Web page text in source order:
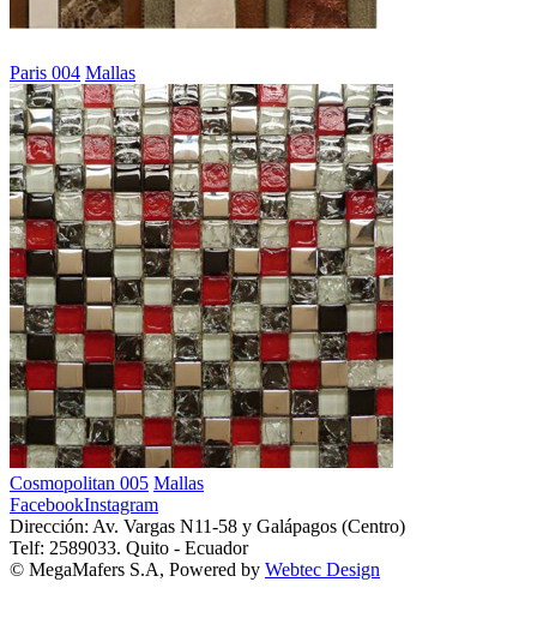
Paris 004 Mallas
Cosmopolitan 005 Mallas
FacebookInstagram
Dirección: Av. Vargas N11-58 y Galápagos (Centro)
Telf: 2589033. Quito - Ecuador
© MegaMafers S.A, Powered by Webtec Design